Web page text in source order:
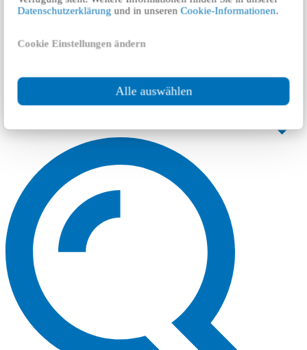
Datenschutzerklärung und in unserenCookie-Informationen.
Cookie Einstellungen ändern
Alle auswählen